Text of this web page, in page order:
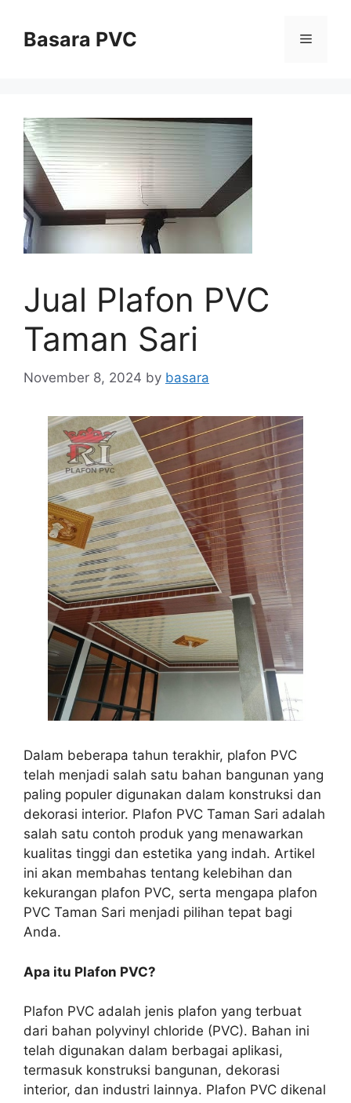
contentBasara PVC Menu
Jual Plafon PVC
Taman Sari
November 8, 2024 by basara
Dalam beberapa tahun terakhir, plafon PVC
telah menjadi salah satu bahan bangunan yang
paling populer digunakan dalam konstruksi dan
dekorasi interior. Plafon PVC Taman Sari adalah
salah satu contoh produk yang menawarkan
kualitas tinggi dan estetika yang indah. Artikel
ini akan membahas tentang kelebihan dan
kekurangan plafon PVC, serta mengapa plafon
PVC Taman Sari menjadi pilihan tepat bagi
Anda.
Apa itu Plafon PVC?
Plafon PVC adalah jenis plafon yang terbuat
dari bahan polyvinyl chloride (PVC). Bahan ini
telah digunakan dalam berbagai aplikasi,
termasuk konstruksi bangunan, dekorasi
interior, dan industri lainnya. Plafon PVC dikenal